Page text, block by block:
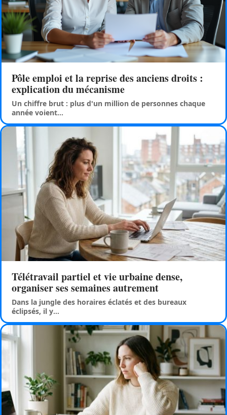
Pôle emploi et la reprise des anciens droits :
explication du mécanisme
Un chiffre brut : plus d'un million de personnes chaque
année voient…
Télétravail partiel et vie urbaine dense,
organiser ses semaines autrement
Dans la jungle des horaires éclatés et des bureaux
éclipsés, il y…